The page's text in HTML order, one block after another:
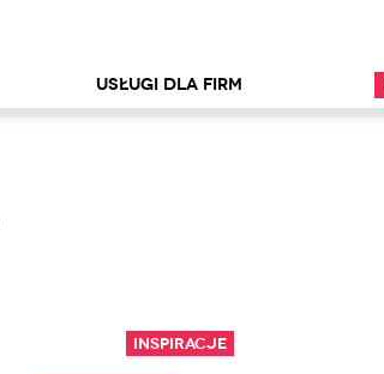
Usługi dla firm
Inspiracje